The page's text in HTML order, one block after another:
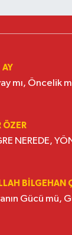
AY
mı, Öncelik
ÖZER
NEREDE,
BILGEHAN
Gücü mü,